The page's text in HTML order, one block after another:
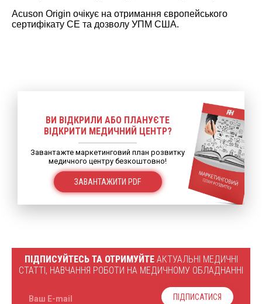
Acuson Origin очікує на отримання європейського
сертифікату CE та дозволу УПМ США.
ВИ ВІДКРИЛИ АБО ПЛАНУЄТЕ
ВІДКРИТИ МЕДИЧНИЙ ЦЕНТР?
Завантажте маркетинговий план розвитку
медичного центру безкоштовно!
ЗАВАНТАЖИТИ PDF
ПІДПИСУЙТЕСЬ ТА ОТРИМУЙТЕАКТУАЛЬНІ МЕДИЧНІ
СТАТТІ, НАВЧАННЯ РОБОТИ НА МЕДИЧНОМУ ОБЛАДНАННІ
Ваш E-mail ПІДПИСАТИСЯ